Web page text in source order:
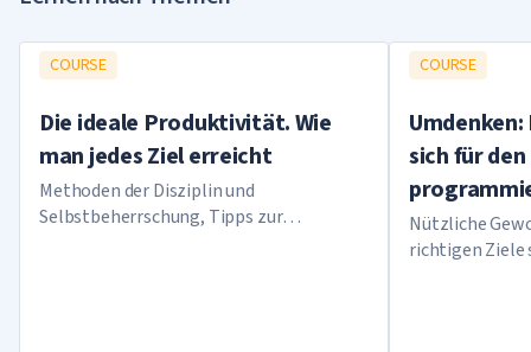
COURSE
Die ideale Produktivität. Wie
man jedes Ziel erreicht
Methoden der Disziplin und
Selbstbeherrschung, Tipps zur
COURSE
sich für
Nützliche
richtigen Ziele